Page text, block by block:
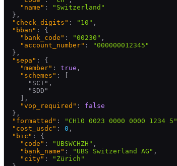
"name" :
"Switzerland"
  },
"check_digits" : "10" ,
"bban" :
{
"bank_code" : "00230" ,
"account_number" :
"000000012345"
  },
"sepa" :
{
"member" : true ,
"schemes" :
      "SCT",
      "SDD"
    ],
"vop_required" :
false
  },
"formatted" : "CH10 0023 0000 0000 1234 5"
"cost_usdc" : 0 ,
"bic" :
{
"code" : "UBSWCHZH" ,
"bank_name" : "UBS Switzerland AG" ,
"city" :
"Zürich"